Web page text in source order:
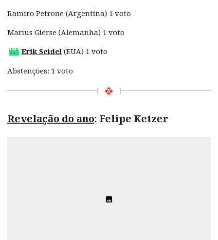
Ramiro Petrone (Argentina) 1 voto
Marius Gierse (Alemanha) 1 voto
Erik Seidel (EUA) 1 voto
Abstenções: 1 voto
Revelação do ano: Felipe Ketzer